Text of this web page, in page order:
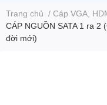
Trang chủ / Cáp VGA,
CÁP NGUỒN SATA 1 ra
đời mới)